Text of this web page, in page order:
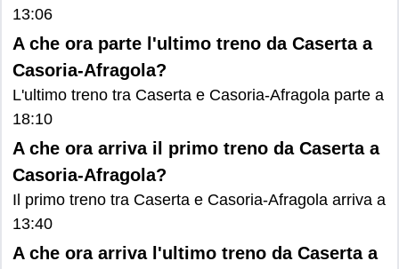
13:06
A che ora parte l'ultimo treno da Caserta a
Casoria-Afragola?
L'ultimo treno tra Caserta e Casoria-Afragola parte a
18:10
A che ora arriva il primo treno da Caserta a
Casoria-Afragola?
Il primo treno tra Caserta e Casoria-Afragola arriva a
13:40
A che ora arriva l'ultimo treno da Caserta a